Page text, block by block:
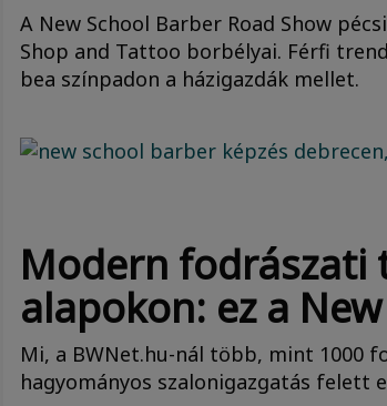
A New School Barber Road Show
Shop and Tattoo borbélyai. Férfi
bea színpadon a házigazdák mellet.
Modern fodrászati
alapokon: ez a
Mi, a BWNet.hu-nál több, mint 1000
hagyományos szalonigazgatás felett